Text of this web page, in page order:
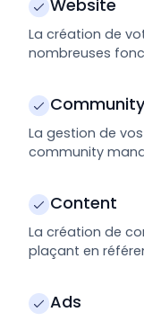
Website
La création de
nombreuses
Community
La gestion de
community
Content
La création de
plaçant en
Ads